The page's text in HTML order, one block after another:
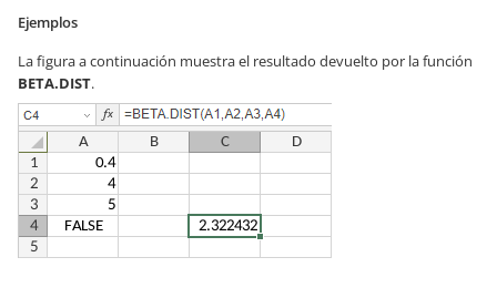
Ejemplos
La figura a continuación muestra el resultado devuelto por la función
BETA.DIST.